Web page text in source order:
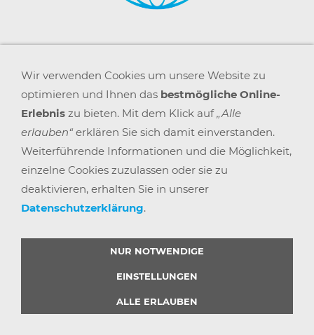
ARBEITSPLATZEXPERTEN
PARTNERPROGRAMM
GEMEINSAM STÄRKER
WIDERRUF BUTTON
© 2025 |BÜRO POINT GMBH
Wir verwenden Cookies um unsere Website zu
optimieren und Ihnen das bestmögliche Online-
Erlebnis zu bieten. Mit dem Klick auf„Alle
erlauben“ erklären Sie sich damit einverstanden.
Weiterführende Informationen und die Möglichkeit,
einzelne Cookies zuzulassen oder sie zu
deaktivieren, erhalten Sie in unserer
Datenschutzerklärung.
NUR NOTWENDIGE
EINSTELLUNGEN
ALLE ERLAUBEN